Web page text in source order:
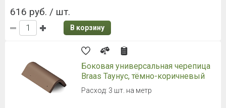
81 руб. / шт.
В корзину
Braas "Франкфуртская",
Половинчатая черепица, Графит
420х180 мм